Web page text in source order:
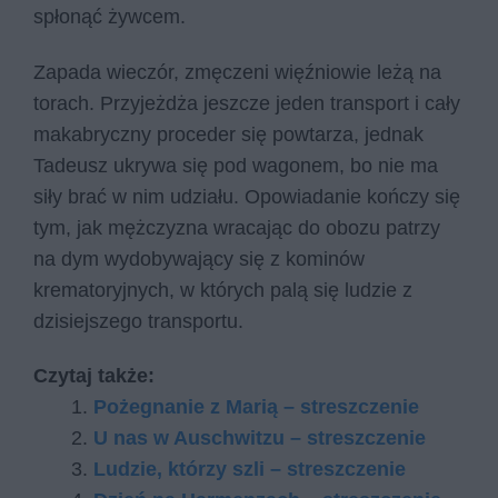
spłonąć żywcem.
Zapada wieczór, zmęczeni więźniowie leżą na
torach. Przyjeżdża jeszcze jeden transport i cały
makabryczny proceder się powtarza, jednak
Tadeusz ukrywa się pod wagonem, bo nie ma
siły brać w nim udziału. Opowiadanie kończy się
tym, jak mężczyzna wracając do obozu patrzy
na dym wydobywający się z kominów
krematoryjnych, w których palą się ludzie z
dzisiejszego transportu.
Czytaj także:
Pożegnanie z Marią – streszczenie
U nas w Auschwitzu – streszczenie
Ludzie, którzy szli – streszczenie